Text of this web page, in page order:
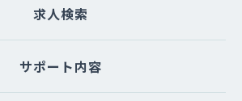
求人検索
サポート内容